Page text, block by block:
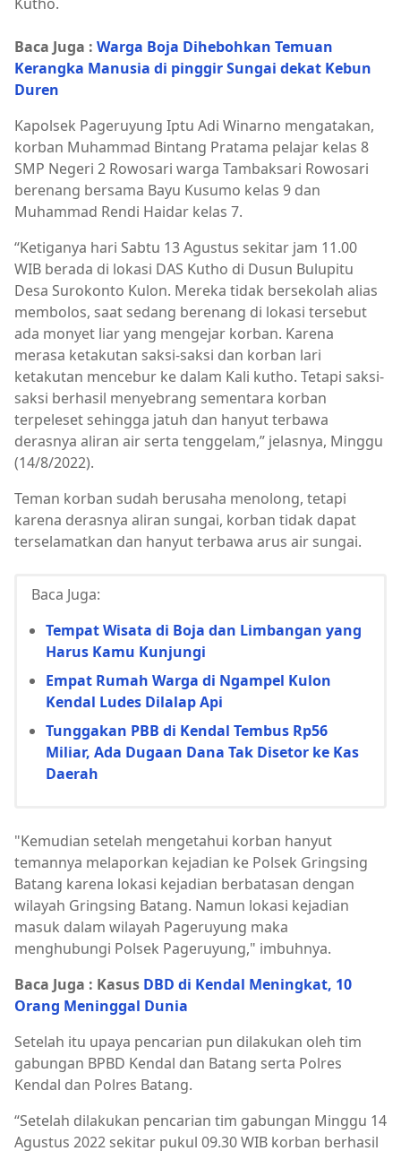
Baca Juga : Warga Boja Dihebohkan Temuan
Kerangka Manusia di pinggir Sungai dekat Kebun
Duren
Kapolsek Pageruyung Iptu Adi Winarno mengatakan,
korban Muhammad Bintang Pratama pelajar kelas 8
SMP Negeri 2 Rowosari warga Tambaksari Rowosari
berenang bersama Bayu Kusumo kelas 9 dan
Muhammad Rendi Haidar kelas 7.
“Ketiganya hari Sabtu 13 Agustus sekitar jam 11.00
WIB berada di lokasi DAS Kutho di Dusun Bulupitu
Desa Surokonto Kulon. Mereka tidak bersekolah alias
membolos, saat sedang berenang di lokasi tersebut
ada monyet liar yang mengejar korban. Karena
merasa ketakutan saksi-saksi dan korban lari
ketakutan mencebur ke dalam Kali kutho. Tetapi saksi-
saksi berhasil menyebrang sementara korban
terpeleset sehingga jatuh dan hanyut terbawa
derasnya aliran air serta tenggelam,” jelasnya, Minggu
(14/8/2022).
Teman korban sudah berusaha menolong, tetapi
karena derasnya aliran sungai, korban tidak dapat
terselamatkan dan hanyut terbawa arus air sungai.
Baca Juga:
Tempat Wisata di Boja dan Limbangan yang
Harus Kamu Kunjungi
Empat Rumah Warga di Ngampel Kulon
Kendal Ludes Dilalap Api
Tunggakan PBB di Kendal Tembus Rp56
Miliar, Ada Dugaan Dana Tak Disetor ke Kas
Daerah
"Kemudian setelah mengetahui korban hanyut
temannya melaporkan kejadian ke Polsek Gringsing
Batang karena lokasi kejadian berbatasan dengan
wilayah Gringsing Batang. Namun lokasi kejadian
masuk dalam wilayah Pageruyung maka
menghubungi Polsek Pageruyung," imbuhnya.
Baca Juga : Kasus DBD di Kendal Meningkat, 10
Orang Meninggal Dunia
Setelah itu upaya pencarian pun dilakukan oleh tim
gabungan BPBD Kendal dan Batang serta Polres
Kendal dan Polres Batang.
“Setelah dilakukan pencarian tim gabungan Minggu 14
Agustus 2022 sekitar pukul 09.30 WIB korban berhasil